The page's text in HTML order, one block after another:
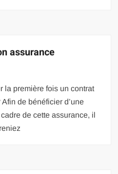
assurance
la première fois un contrat
de bénéficier d’une
de cette assurance, il